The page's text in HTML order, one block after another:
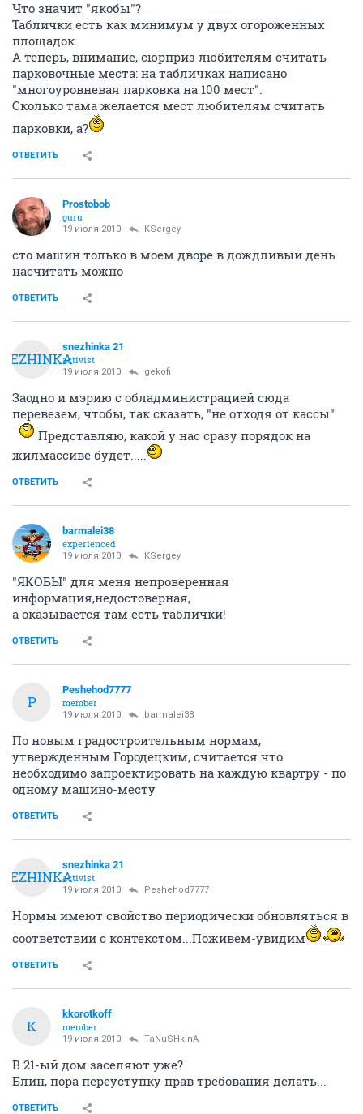
Что значит "якобы"?
Таблички есть как минимум у двух огороженных
площадок.
А теперь, внимание, сюрприз любителям считать
парковочные места: на табличках написано
"многоуровневая парковка на 100 мест".
Сколько тама желается мест любителям считать
парковки, а?
ОТВЕТИТЬ
Prostobob
guru
19 июля 2010 KSergey
сто машин только в моем дворе в дождливый день
насчитать можно
ОТВЕТИТЬ
snezhinka 21
activist
19 июля 2010 gekofi
Заодно и мэрию с обладминистрацией сюда
перевезем, чтобы, так сказать, "не отходя от кассы"
Представляю, какой у нас сразу порядок на
жилмассиве будет.....
ОТВЕТИТЬ
barmalei38
experienced
19 июля 2010 KSergey
"ЯКОБЫ" для меня непроверенная
информация,недостоверная,
а оказывается там есть таблички!
ОТВЕТИТЬ
P
Peshehod7777
member
19 июля 2010 barmalei38
По новым градостроительным нормам,
утвержденным Городецким, считается что
необходимо запроектировать на каждую квартру - по
одному машино-месту
ОТВЕТИТЬ
snezhinka 21
activist
19 июля 2010 Peshehod7777
Нормы имеют свойство периодически обновляться в
соответствии с контекстом...Поживем-увидим
ОТВЕТИТЬ
K
kkorotkoff
member
19 июля 2010 TaNuSHkInA
В 21-ый дом заселяют уже?
Блин, пора переуступку прав требования делать...
ОТВЕТИТЬ